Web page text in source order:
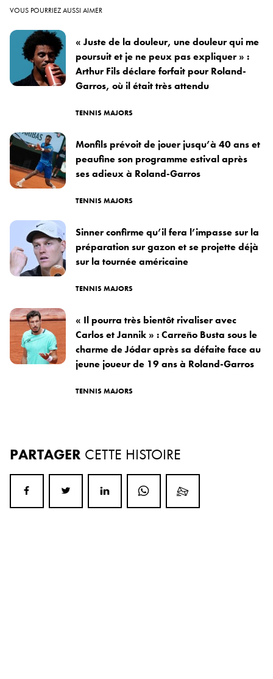
VOUS POURRIEZ AUSSI AIMER
« Juste de la douleur, une douleur qui me
poursuit et je ne peux pas expliquer » :
Arthur Fils déclare forfait pour Roland-
Garros, où il était très attendu
TENNIS MAJORS
Monfils prévoit de jouer jusqu’à 40 ans et
peaufine son programme estival après
ses adieux à Roland-Garros
TENNIS MAJORS
Sinner confirme qu’il fera l’impasse sur la
préparation sur gazon et se projette déjà
sur la tournée américaine
TENNIS MAJORS
« Il pourra très bientôt rivaliser avec
Carlos et Jannik » : Carreño Busta sous le
charme de Jódar après sa défaite face au
jeune joueur de 19 ans à Roland-Garros
TENNIS MAJORS
PARTAGER CETTE HISTOIRE